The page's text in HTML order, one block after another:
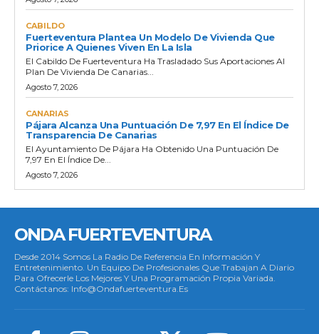
CABILDO
Fuerteventura Plantea Un Modelo De Vivienda Que
Priorice A Quienes Viven En La Isla
El Cabildo De Fuerteventura Ha Trasladado Sus Aportaciones Al
Plan De Vivienda De Canarias...
Agosto 7, 2026
CANARIAS
Pájara Alcanza Una Puntuación De 7,97 En El Índice De
Transparencia De Canarias
El Ayuntamiento De Pájara Ha Obtenido Una Puntuación De
7,97 En El Índice De...
Agosto 7, 2026
ONDA FUERTEVENTURA
Desde 2014 Somos La Radio De Referencia En Información Y
Entretenimiento. Un Equipo De Profesionales Que Trabajan A Diario
Para Ofrecerle Los Mejores Y Una Programación Propia Variada.
Contáctanos: Info@ondafuerteventura.es